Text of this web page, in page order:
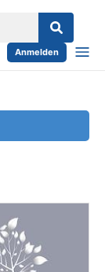
Anmelden